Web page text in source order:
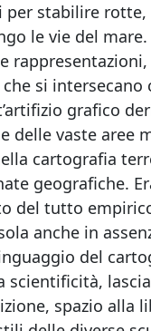
per stabilire
le vie del
si
grafico
delle vaste aree
cartografia
geografiche.
del tutto
anche in
del
spazio alla